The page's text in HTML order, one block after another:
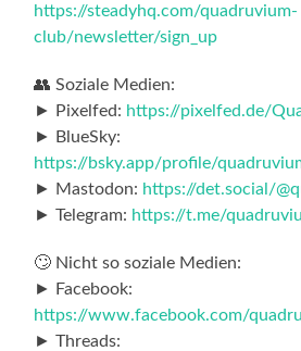
https://steadyhq.com/quadruvium-
club/newsletter/sign_up
👥 Soziale Medien:
► Pixelfed: https://pixelfed.de/
► BlueSky:
https://bsky.app/profile/
► Mastodon: https://det.social/
► Telegram: https://t.me/
🙄 Nicht so soziale Medien:
► Facebook:
https://www.facebook.com/
► Threads: